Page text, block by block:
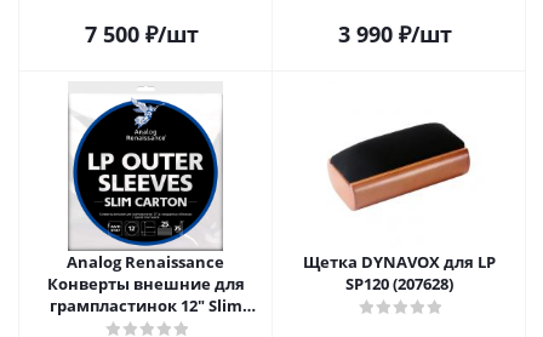
7 500₽/шт 3 990₽/шт
Analog Renaissance
Конверты внешние для
грампластинок 12" Slim
Carton (25 шт)
Щетка DYNAVOX для LP
SP120 (207628)